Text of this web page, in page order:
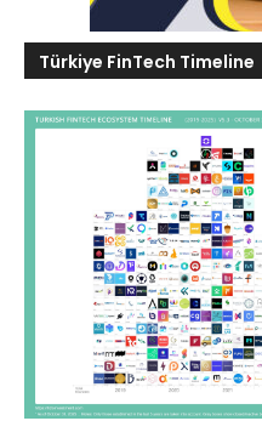
Türkiye FinTech Timeline